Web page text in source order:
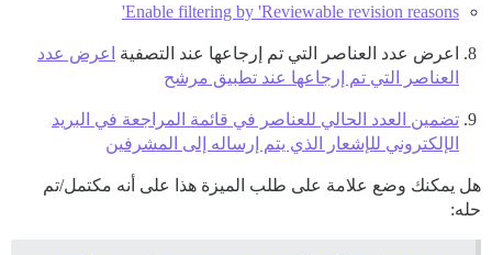
Enable filtering by 'Reviewable revision reasons'
اعرض عدد العناصر التي تم إرجاعها عند التصفية
اعرض عدد
العناصر التي تم إرجاعها عند تطبيق مرشح
تضمين العدد الحالي للعناصر في قائمة المراجعة في البريد
الإلكتروني للإشعار الذي يتم إرساله إلى المشرفين
هل يمكنك وضع علامة على طلب الميزة هذا على أنه مكتمل/تم
حله: